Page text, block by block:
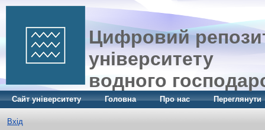
Цифровий
університету
водного
Сайт університету Головна Про нас Переглянути
Вхід